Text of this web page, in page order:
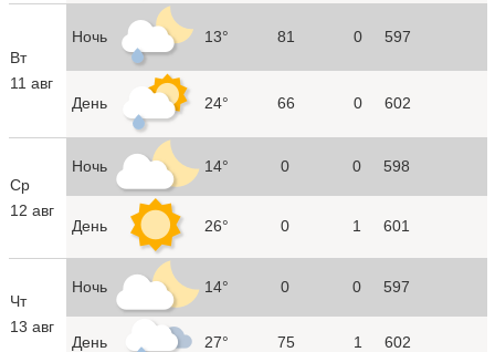
Вт
11 авг
Ночь 13° 81 0 597
День 24° 66 0 602
Ср
12 авг
Ночь 14° 0 0 598
День 26° 0 1 601
Чт
13 авг
Ночь 14° 0 0 597
День 27° 75 1 602